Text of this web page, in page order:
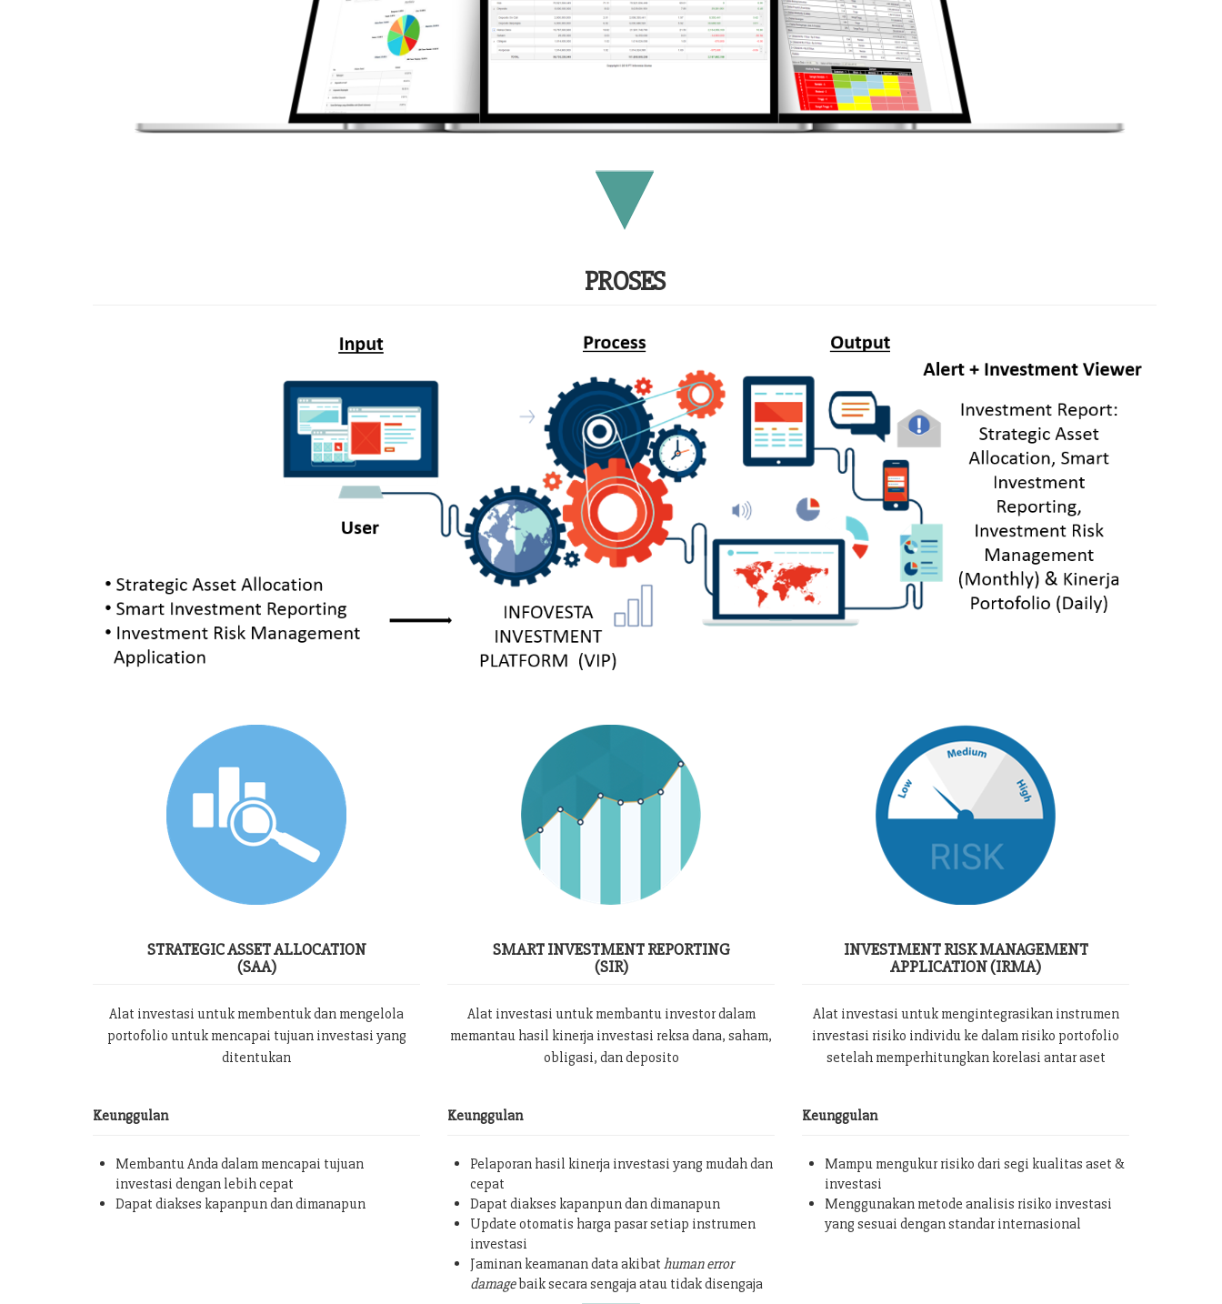
PROSES
STRATEGIC ASSET ALLOCATION
(SAA)
Alat investasi untuk membentuk dan mengelola
portofolio untuk mencapai tujuan investasi yang
ditentukan
Keunggulan
Membantu Anda dalam mencapai tujuan
investasi dengan lebih cepat
Dapat diakses kapanpun dan dimanapun
SMART INVESTMENT REPORTING
(SIR)
Alat investasi untuk membantu investor dalam
memantau hasil kinerja investasi reksa dana, saham,
obligasi, dan deposito
Keunggulan
Pelaporan hasil kinerja investasi yang mudah dan
cepat
Dapat diakses kapanpun dan dimanapun
Update otomatis harga pasar setiap instrumen
investasi
Jaminan keamanan data akibat human error
damagebaik secara sengaja atau tidak disengaja
INVESTMENT RISK MANAGEMENT
APPLICATION (IRMA)
Alat investasi untuk mengintegrasikan instrumen
investasi risiko individu ke dalam risiko portofolio
setelah memperhitungkan korelasi antar aset
Keunggulan
Mampu mengukur risiko dari segi kualitas aset &
investasi
Menggunakan metode analisis risiko investasi
yang sesuai dengan standar internasional